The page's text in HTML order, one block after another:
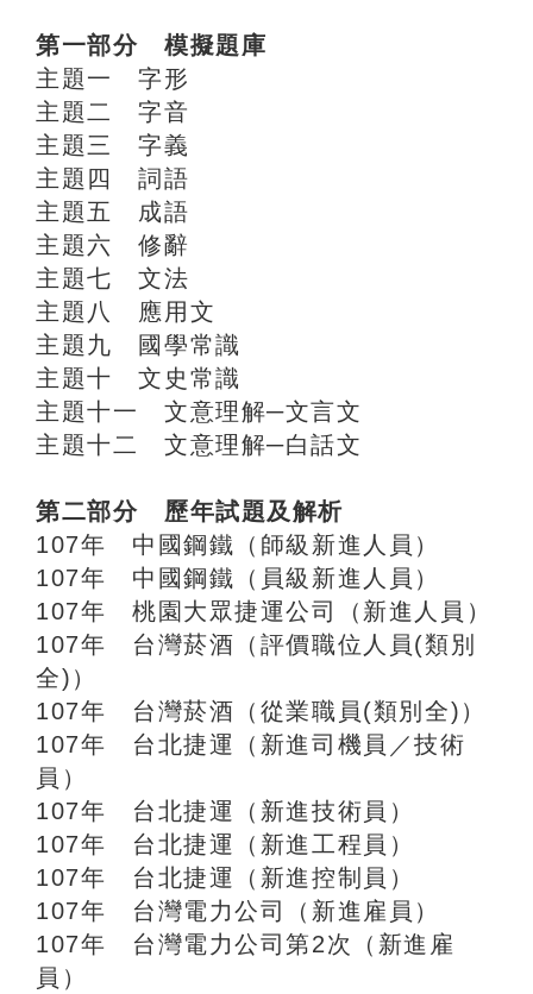
第一部分 模擬題庫
主題一 字形
主題二 字音
主題三 字義
主題四 詞語
主題五 成語
主題六 修辭
主題七 文法
主題八 應用文
主題九 國學常識
主題十 文史常識
主題十一 文意理解─文言文
主題十二 文意理解─白話文
第二部分 歷年試題及解析
107年 中國鋼鐵（師級新進人員）
107年 中國鋼鐵（員級新進人員）
107年 桃園大眾捷運公司（新進人員）
107年 台灣菸酒（評價職位人員(類別
全)）
107年 台灣菸酒（從業職員(類別全)）
107年 台北捷運（新進司機員／技術
員）
107年 台北捷運（新進技術員）
107年 台北捷運（新進工程員）
107年 台北捷運（新進控制員）
107年 台灣電力公司（新進雇員）
107年 台灣電力公司第2次（新進雇
員）